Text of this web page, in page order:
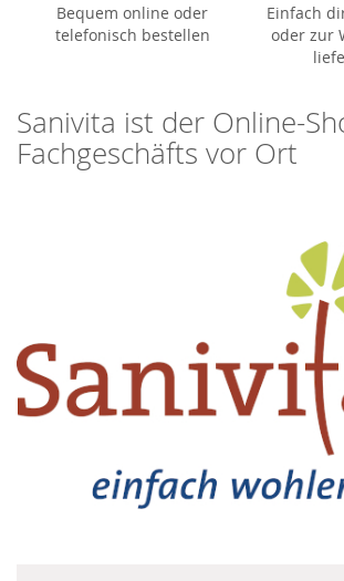
Bequem online oder
telefonisch bestellen
Einfach
oder zur
Sanivita ist der Online-
Fachgeschäfts vor Ort